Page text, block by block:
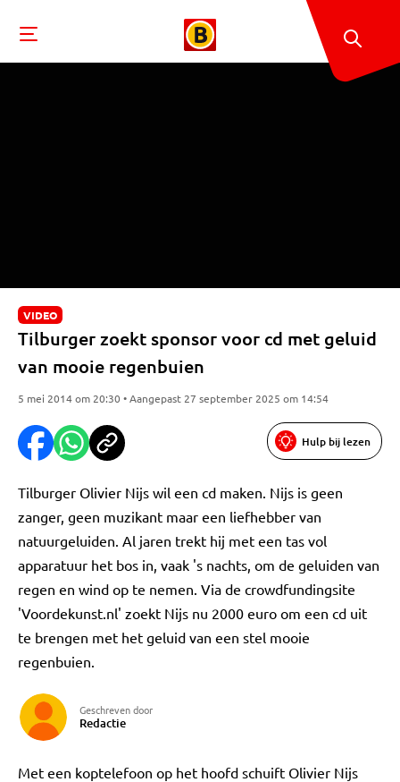
VIDEO
Tilburger zoekt sponsor voor cd met geluid
van mooie regenbuien
5 mei 2014 om 20:30 • Aangepast 27 september 2025 om 14:54
Hulp bij lezen
Tilburger Olivier Nijs wil een cd maken. Nijs is geen
zanger, geen muzikant maar een liefhebber van
natuurgeluiden. Al jaren trekt hij met een tas vol
apparatuur het bos in, vaak 's nachts, om de geluiden van
regen en wind op te nemen. Via de crowdfundingsite
'Voordekunst.nl' zoekt Nijs nu 2000 euro om een cd uit
te brengen met het geluid van een stel mooie
regenbuien.
Geschreven door
Redactie
Met een koptelefoon op het hoofd schuift Olivier Nijs